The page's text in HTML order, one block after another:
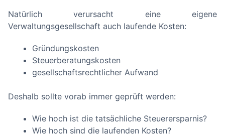
Natürlich verursacht eine eigene
Verwaltungsgesellschaft auch laufende Kosten:
Gründungskosten
Steuerberatungskosten
gesellschaftsrechtlicher Aufwand
Deshalb sollte vorab immer geprüft werden:
Wie hoch ist die tatsächliche Steuerersparnis?
Wie hoch sind die laufenden Kosten?